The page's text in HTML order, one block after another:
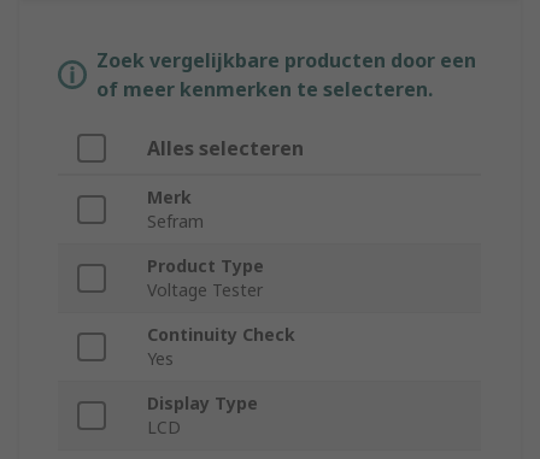
Zoek vergelijkbare producten door een
of meer kenmerken te selecteren.
Alles selecteren
Merk
Sefram
Product Type
Voltage Tester
Continuity Check
Yes
Display Type
LCD